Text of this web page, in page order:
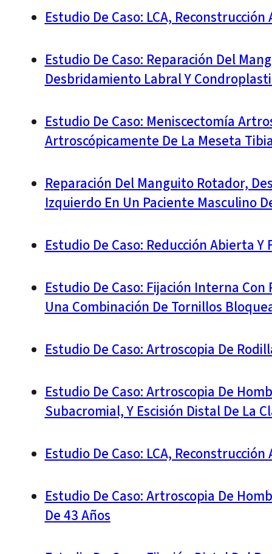
Estudio De Caso: LCA,
Estudio De Caso: Reparación Del
Desbridamiento Labral Y
Estudio De Caso: Meniscectomía
Artroscópicamente De La Meseta
Reparación Del Manguito Rotador,
Izquierdo En Un Paciente Masculino
Estudio De Caso: Reducción Abierta
Estudio De Caso: Fijación Interna
Una Combinación De Tornillos
Estudio De Caso: Artroscopia De
Estudio De Caso: Artroscopia De
Subacromial, Y Escisión Distal De La
Estudio De Caso: LCA,
Estudio De Caso: Artroscopia De
De 43 Años